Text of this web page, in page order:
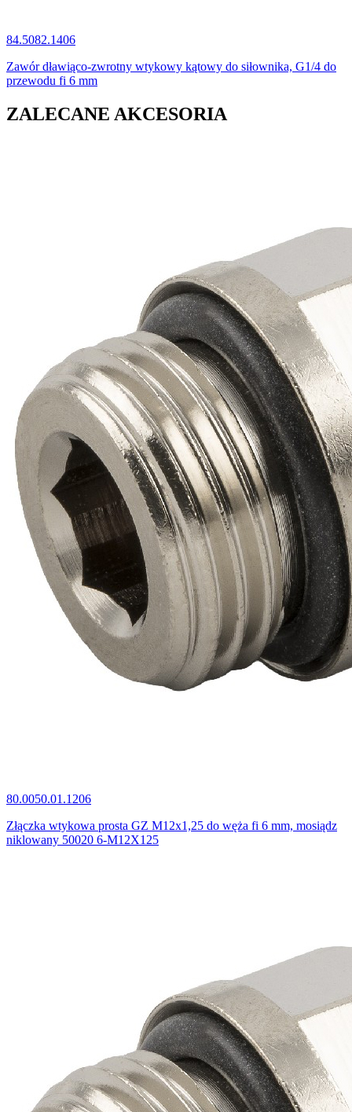
84.5082.1406
Zawór dławiąco-zwrotny wtykowy kątowy do siłownika, G1/4 do
przewodu fi 6 mm
ZALECANE AKCESORIA
80.0050.01.1206
Złączka wtykowa prosta GZ M12x1,25 do węża fi 6 mm, mosiądz
niklowany 50020 6-M12X125